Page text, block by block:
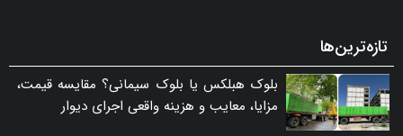
تازه‌ترین‌ها
بلوک هبلکس یا بلوک سیمانی؟ مقایسه قیمت،
مزایا، معایب و هزینه واقعی اجرای دیوار